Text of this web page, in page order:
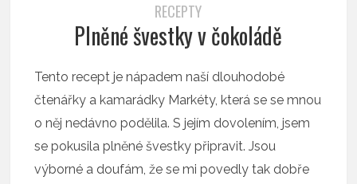
RECEPTY
Plněné švestky v čokoládě
Tento recept je nápadem naší dlouhodobé
čtenářky a kamarádky Markéty, která se se mnou
o něj nedávno podělila. S jejím dovolením, jsem
se pokusila plněné švestky připravit. Jsou
výborné a doufám, že se mi povedly tak dobře